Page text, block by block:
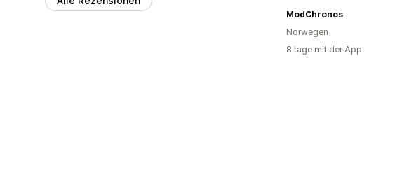
ModChronos
Norwegen
8 tage mit der App